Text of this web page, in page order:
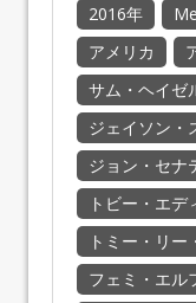
2016年
アメリカ
サム・ヘイゼ
ジェイソン・
ジョン・セナ
トビー・エデ
トミー・リ
フェミ・エル